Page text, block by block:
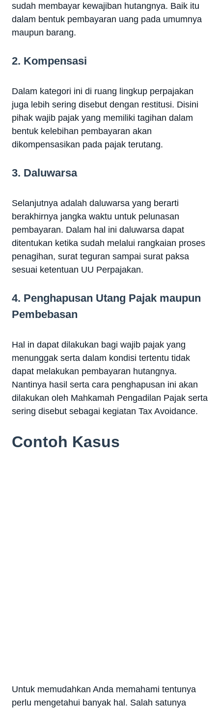
sudah membayar kewajiban hutangnya. Baik itu
dalam bentuk pembayaran uang pada umumnya
maupun barang.
2. Kompensasi
Dalam kategori ini di ruang lingkup perpajakan
juga lebih sering disebut dengan restitusi. Disini
pihak wajib pajak yang memiliki tagihan dalam
bentuk kelebihan pembayaran akan
dikompensasikan pada pajak terutang.
3. Daluwarsa
Selanjutnya adalah daluwarsa yang berarti
berakhirnya jangka waktu untuk pelunasan
pembayaran. Dalam hal ini daluwarsa dapat
ditentukan ketika sudah melalui rangkaian proses
penagihan, surat teguran sampai surat paksa
sesuai ketentuan UU Perpajakan.
4. Penghapusan Utang Pajak maupun
Pembebasan
Hal in dapat dilakukan bagi wajib pajak yang
menunggak serta dalam kondisi tertentu tidak
dapat melakukan pembayaran hutangnya.
Nantinya hasil serta cara penghapusan ini akan
dilakukan oleh Mahkamah Pengadilan Pajak serta
sering disebut sebagai kegiatan Tax Avoidance.
Contoh Kasus
Untuk memudahkan Anda memahami tentunya
perlu mengetahui banyak hal. Salah satunya